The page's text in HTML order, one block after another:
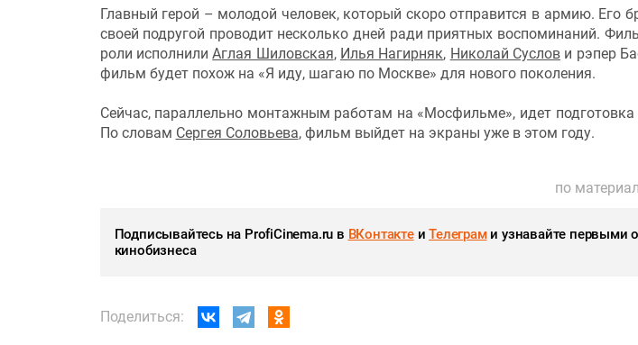
Главный герой – молодой человек, который скоро отправится в армию. Его
своей подругой проводит несколько дней ради приятных воспоминаний.
роли исполнилиАглая Шиловская, Илья Нагирняк, Николай Суслов и рэпер
фильм будет похож на «Я иду, шагаю по Москве» для нового поколения.
Сейчас, параллельно монтажным работам на «Мосфильме», идет
По словам Сергея Соловьева, фильм выйдет на экраны уже в этом году.
по
Подписывайтесь на ProfiCinema.ru в ВКонтактеиТелеграми узнавайте первыми
кинобизнеса
Поделиться: